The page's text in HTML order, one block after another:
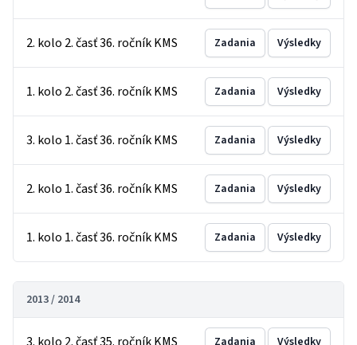
2. kolo 2. časť 36. ročník KMS Zadania Výsledky
1. kolo 2. časť 36. ročník KMS Zadania Výsledky
3. kolo 1. časť 36. ročník KMS Zadania Výsledky
2. kolo 1. časť 36. ročník KMS Zadania Výsledky
1. kolo 1. časť 36. ročník KMS Zadania Výsledky
2013 / 2014
Zadania Výsledky